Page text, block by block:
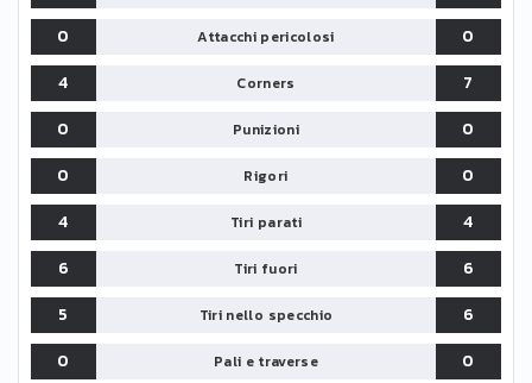
0
Attacchi pericolosi
0
4
Corners
7
0
Punizioni
0
0
Rigori
0
4
Tiri parati
4
6
Tiri fuori
6
5
Tiri nello specchio
6
0
Pali e traverse
0